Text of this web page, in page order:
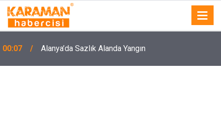
00:07 Alanya’da Sazlık Alanda Yangın